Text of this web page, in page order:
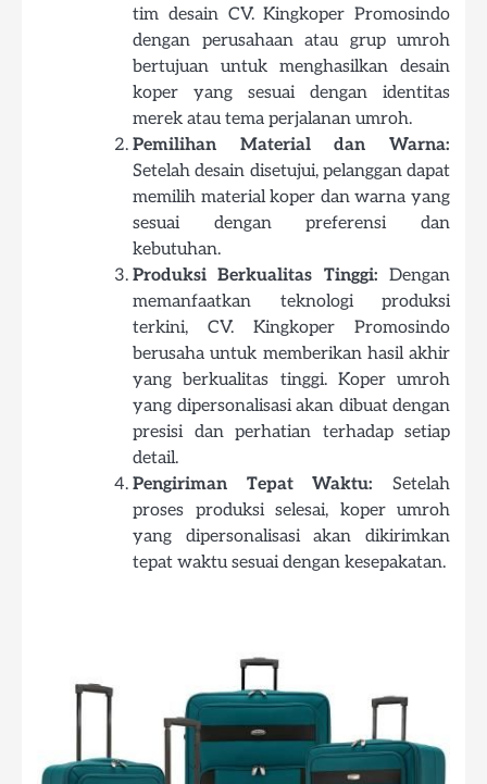
tim desain CV. Kingkoper Promosindo
dengan perusahaan atau grup umroh
bertujuan untuk menghasilkan desain
koper yang sesuai dengan identitas
merek atau tema perjalanan umroh.
Pemilihan Material dan Warna:
Setelah desain disetujui, pelanggan dapat
memilih material koper dan warna yang
sesuai dengan preferensi dan
kebutuhan.
Produksi Berkualitas Tinggi: Dengan
memanfaatkan teknologi produksi
terkini, CV. Kingkoper Promosindo
berusaha untuk memberikan hasil akhir
yang berkualitas tinggi. Koper umroh
yang dipersonalisasi akan dibuat dengan
presisi dan perhatian terhadap setiap
detail.
Pengiriman Tepat Waktu: Setelah
proses produksi selesai, koper umroh
yang dipersonalisasi akan dikirimkan
tepat waktu sesuai dengan kesepakatan.